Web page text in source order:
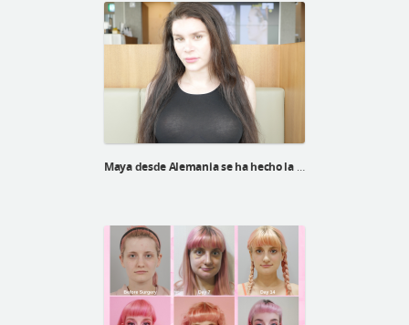
Maya desde Alemania se ha hecho la cirugía de feminización facial en ID Hospital